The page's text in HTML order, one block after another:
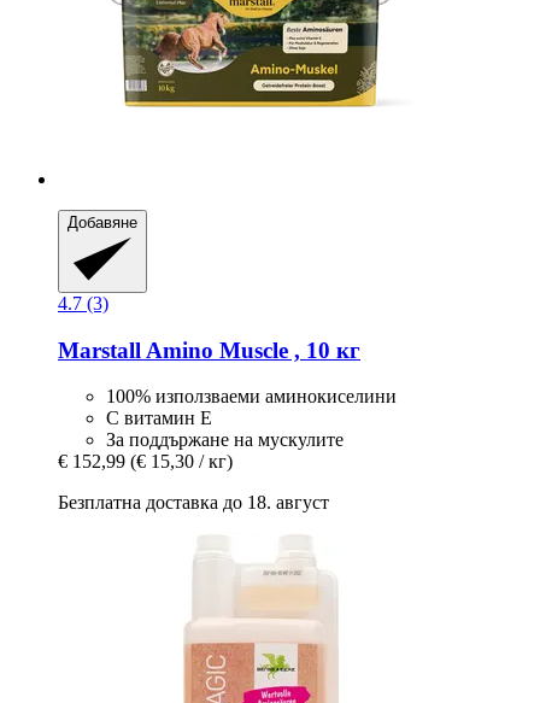
Добавяне
4.7 (3)
Marstall Amino Muscle , 10 кг
100% използваеми аминокиселини
С витамин Е
За поддържане на мускулите
€ 152,99 (€ 15,30 / кг)
Безплатна доставка до 18. август